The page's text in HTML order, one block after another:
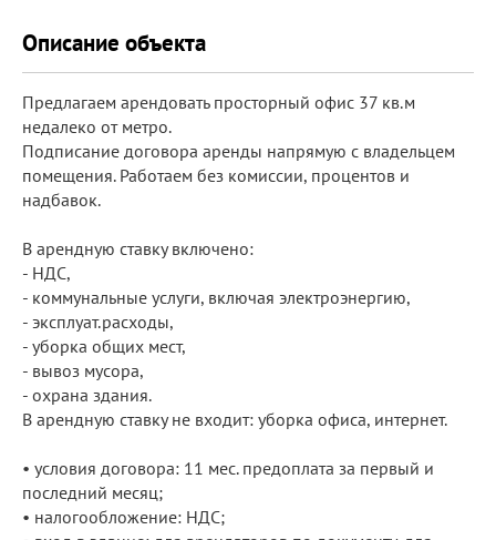
Описание объекта
Предлагаем арендовать просторный офис 37 кв.м
недалеко от метро.
Подписание договора аренды напрямую с владельцем
помещения. Работаем без комиссии, процентов и
надбавок.
В арендную ставку включено:
- НДС,
- коммунальные услуги, включая электроэнергию,
- эксплуат.расходы,
- уборка общих мест,
- вывоз мусора,
- охрана здания.
В арендную ставку не входит: уборка офиса, интернет.
• условия договора: 11 мес. предоплата за первый и
последний месяц;
• налогообложение: НДС;